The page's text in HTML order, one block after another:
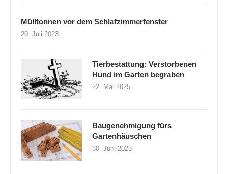
Mülltonnen vor dem Schlafzimmerfenster
20. Juli 2023
Tierbestattung: Verstorbenen
Hund im Garten begraben
22. Mai 2025
Baugenehmigung fürs
Gartenhäuschen
30. Juni 2023